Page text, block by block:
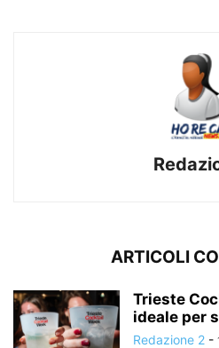
ARTICOLI
Trieste
ideale per
Redazione 2 -